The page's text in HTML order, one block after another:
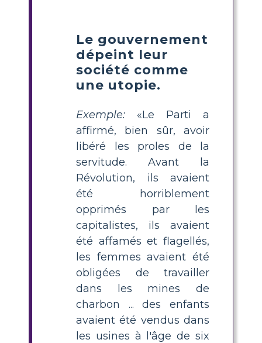
Le gouvernement
dépeint leur
société comme
une utopie.
Exemple: «Le Parti a
affirmé, bien sûr, avoir
libéré les proles de la
servitude. Avant la
Révolution, ils avaient
été horriblement
opprimés par les
capitalistes, ils avaient
été affamés et flagellés,
les femmes avaient été
obligées de travailler
dans les mines de
charbon ... des enfants
avaient été vendus dans
les usines à l'âge de six